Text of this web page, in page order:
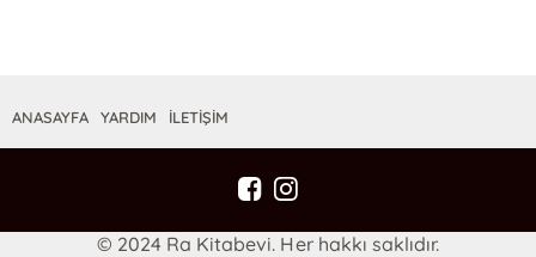
ANASAYFA YARDIM İLETİŞİM
© 2024 Ra Kitabevi. Her hakkı saklıdır.